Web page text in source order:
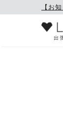
【お